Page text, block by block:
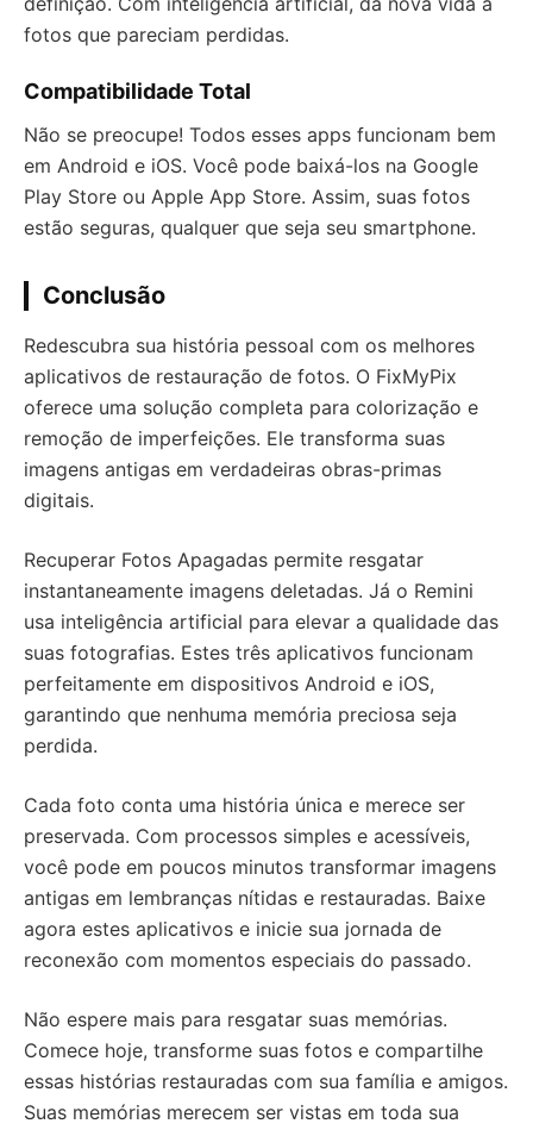
fotos que pareciam perdidas.
Compatibilidade Total
Não se preocupe! Todos esses apps funcionam bem
em Android e iOS. Você pode baixá-los na Google
Play Store ou Apple App Store. Assim, suas fotos
estão seguras, qualquer que seja seu smartphone.
Conclusão
Redescubra sua história pessoal com os melhores
aplicativos de restauração de fotos. O FixMyPix
oferece uma solução completa para colorização e
remoção de imperfeições. Ele transforma suas
imagens antigas em verdadeiras obras-primas
digitais.
Recuperar Fotos Apagadas permite resgatar
instantaneamente imagens deletadas. Já o Remini
usa inteligência artificial para elevar a qualidade das
suas fotografias. Estes três aplicativos funcionam
perfeitamente em dispositivos Android e iOS,
garantindo que nenhuma memória preciosa seja
perdida.
Cada foto conta uma história única e merece ser
preservada. Com processos simples e acessíveis,
você pode em poucos minutos transformar imagens
antigas em lembranças nítidas e restauradas. Baixe
agora estes aplicativos e inicie sua jornada de
reconexão com momentos especiais do passado.
Não espere mais para resgatar suas memórias.
Comece hoje, transforme suas fotos e compartilhe
essas histórias restauradas com sua família e amigos.
Suas memórias merecem ser vistas em toda sua